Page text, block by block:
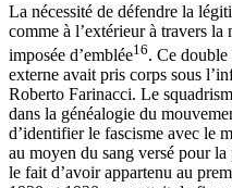
La nécessité de défendre la
comme à l’extérieur à travers la
imposée d’emblée16. Ce double
externe avait pris corps sous
Roberto Farinacci. Le
dans la généalogie du
d’identifier le fascisme avec le
au moyen du sang versé pour
le fait d’avoir appartenu au